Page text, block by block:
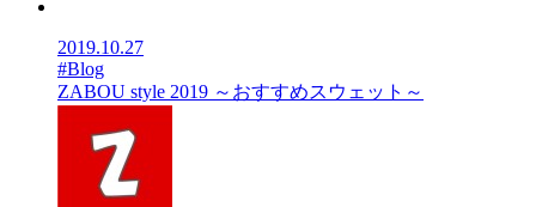
2019.10.27
#Blog
ZABOU style 2019 ～おすすめスウェット～